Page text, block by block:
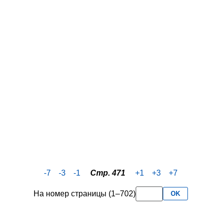
-7 -3 -1 Стр. 471 +1 +3 +7
На номер страницы (1–702) OK